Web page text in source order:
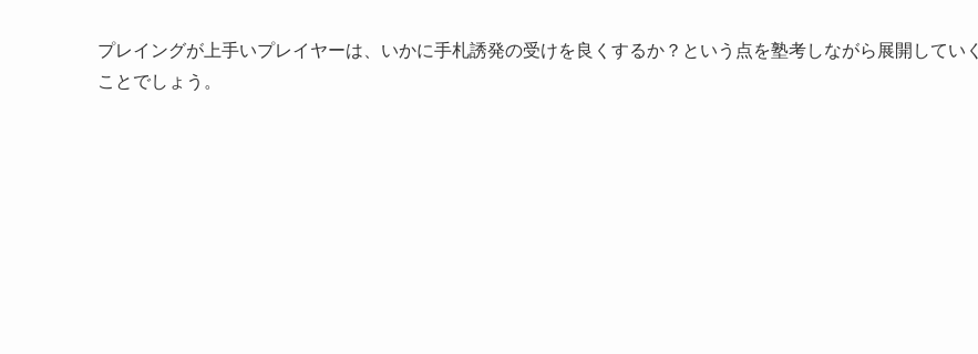
プレイングが上手いプレイヤーは、いかに手札誘発の受けを良くするか？という点を塾考しながら展開していく
ことでしょう。